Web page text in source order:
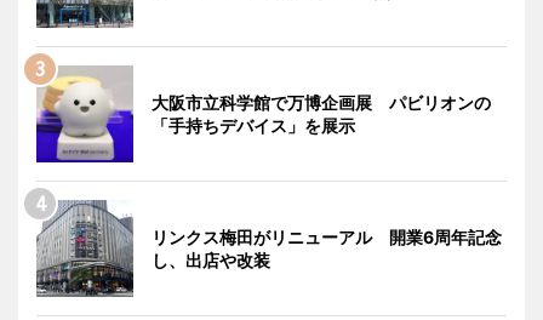
大阪市立科学館で万博企画展 パビリオンの
「手持ちデバイス」を展示
リンクス梅田がリニューアル 開業6周年記念
し、出店や改装